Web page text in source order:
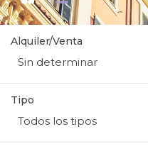
Alquiler/Venta
Sin determinar
Tipo
Todos los tipos